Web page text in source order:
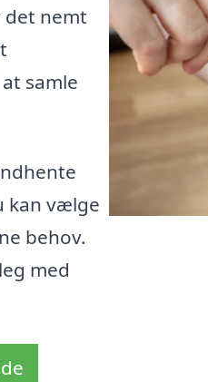
nemt
samle
kan vælge
behov.
med